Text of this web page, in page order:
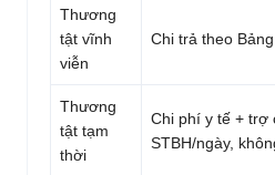
Thương
tật vĩnh
viễn
Chi trả theo
Thương
tật tạm
thời
Chi phí y tế + trợ
STBH/ngày,